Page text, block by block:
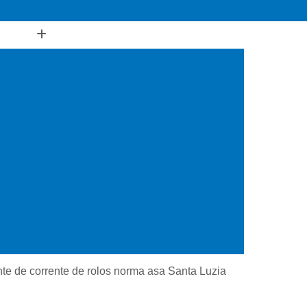
Estrela
Acoplamento Flexível
de corrente de rolos norma asa Santa Luzia